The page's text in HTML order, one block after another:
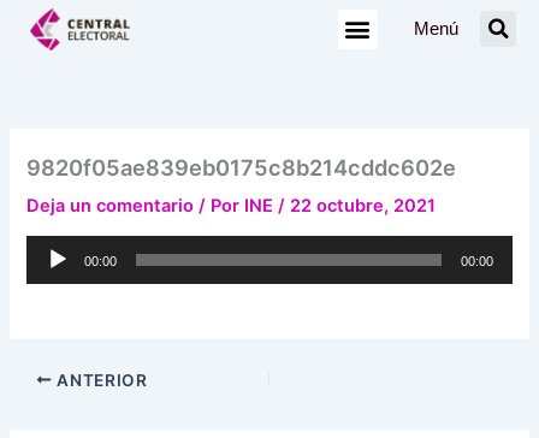
Menú
9820f05ae839eb0175c8b214cddc602e
Deja un comentario / Por INE/ 22 octubre, 2021
Reproductor
00:00 00:00
ANTERIOR